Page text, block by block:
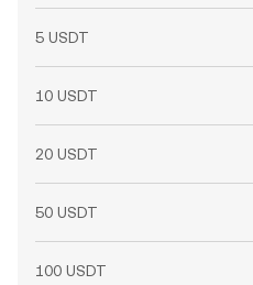
5 USDT
10 USDT
20 USDT
50 USDT
100 USDT